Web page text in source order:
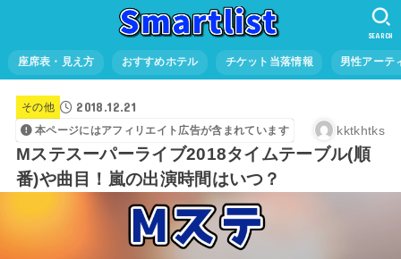
座席表・見え方 おすすめホテル チケット当落情報 男性アーテ
SEARCH
その他 2018.12.21
本ページにはアフィリエイト広告が含まれています kktkhtks
Mステスーパーライブ2018タイムテーブル(順
番)や曲目！嵐の出演時間はいつ？